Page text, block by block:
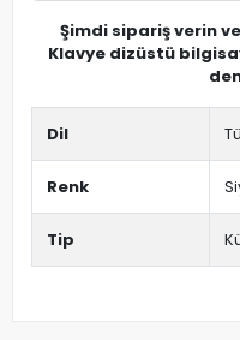
Şimdi sipariş verin ve
Klavye dizüstü
Dil
Renk
Tip